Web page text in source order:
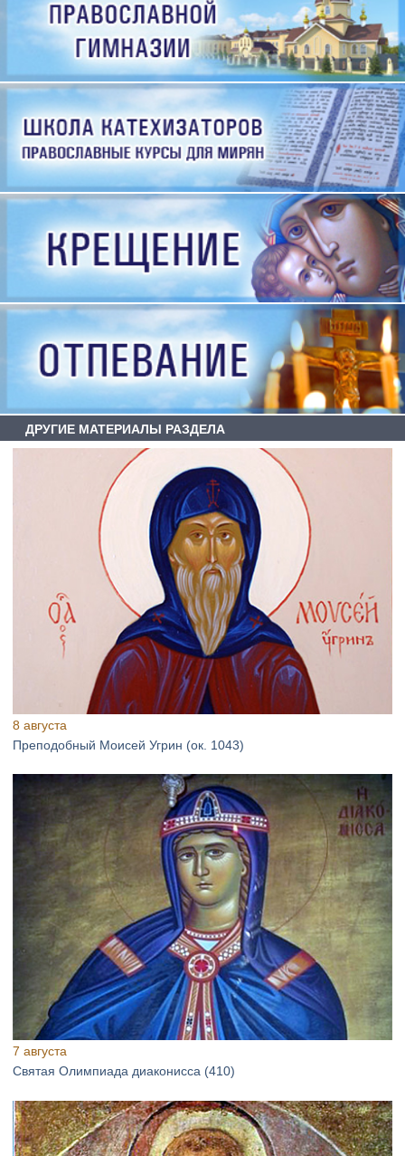
ДРУГИЕ МАТЕРИАЛЫ РАЗДЕЛА
8 августа
Преподобный Моисей Угрин (ок. 1043)
7 августа
Святая Олимпиада диаконисса (410)